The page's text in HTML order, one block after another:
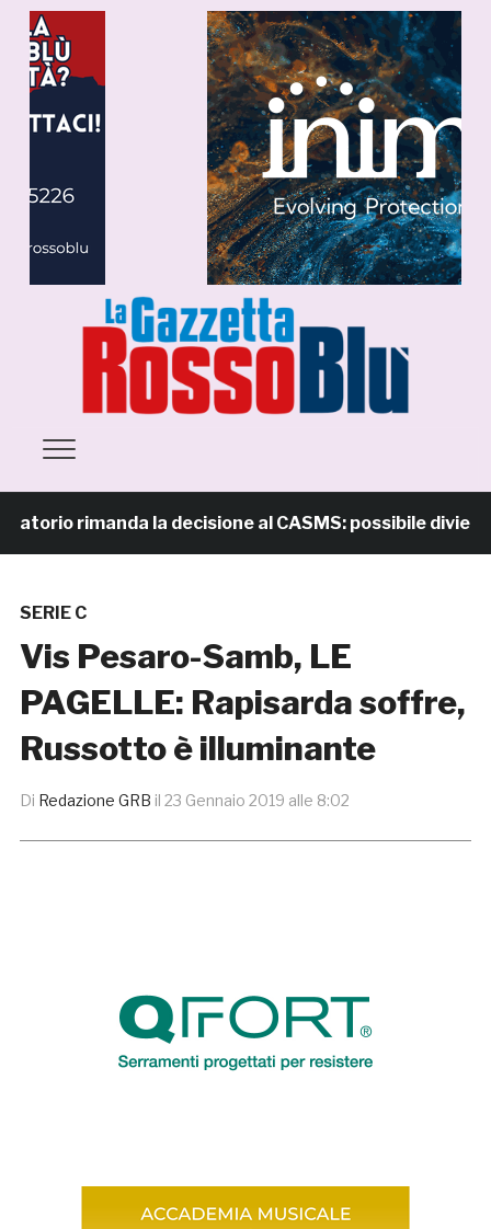
rimanda la decisione al CASMS: possibile divieto
SERIE C
Vis Pesaro-Samb, LE
PAGELLE: Rapisarda soffre,
Russotto è illuminante
Di Redazione GRB il 23 Gennaio 2019 alle 8:02